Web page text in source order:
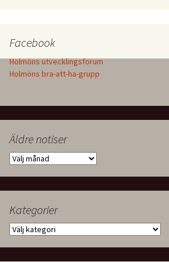
Facebook
Holmöns utvecklingsforum
Holmöns bra-att-ha-grupp
Äldre notiser
Äldre
Kategorier
Kategorier